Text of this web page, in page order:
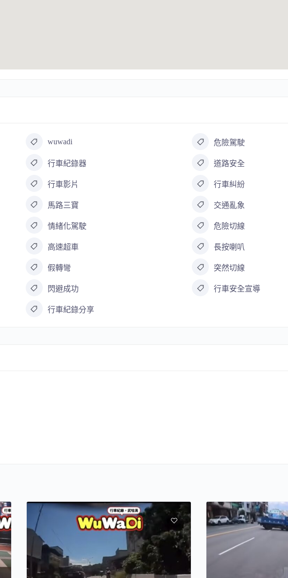
wuwadi 危險駕駛
行車紀錄器 道路安全
行車影片 行車糾紛
馬路三寶 交通亂象
情緒化駕駛 危險切線
高速超車 長按喇叭
假轉彎 突然切線
閃避成功 行車安全宣導
行車紀錄分享